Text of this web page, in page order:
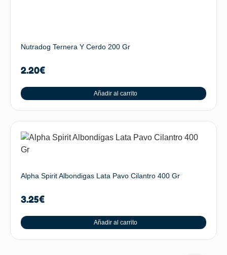
Nutradog Ternera Y Cerdo 200 Gr
2.20€
Añadir al carrito
Alpha Spirit Albondigas Lata Pavo Cilantro 400 Gr
3.25€
Añadir al carrito